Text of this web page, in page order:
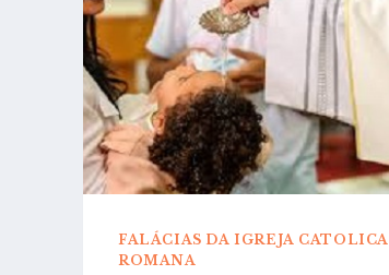
FALÁCIAS DA IGREJA CATOLICA
ROMANA